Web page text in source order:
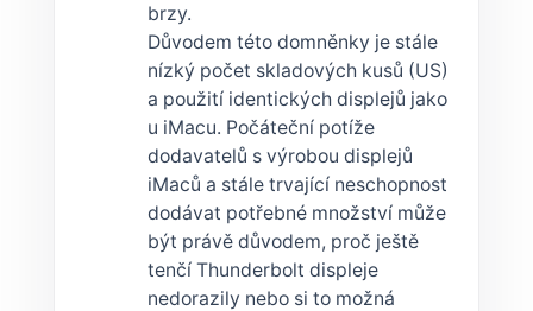
brzy.
Důvodem této domněnky je stále
nízký počet skladových kusů (US)
a použití identických displejů jako
u iMacu. Počáteční potíže
dodavatelů s výrobou displejů
iMaců a stále trvající neschopnost
dodávat potřebné množství může
být právě důvodem, proč ještě
tenčí Thunderbolt displeje
nedorazily nebo si to možná